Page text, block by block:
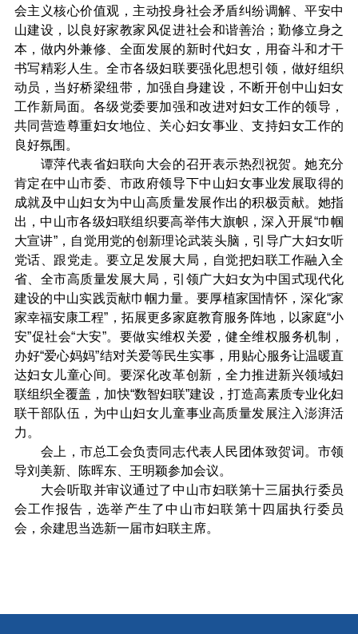
会主义核心价值观，主动投身社会矛盾纠纷调解、平安中
山建设，以良好家教家风促进社会和谐善治；勤修立身之
本，做内外兼修、全面发展的新时代妇女，用奋斗和才干
书写精彩人生。全市各级妇联要强化思想引领，做好组织
动员，当好桥梁纽带，加强自身建设，不断开创中山妇女
工作新局面。各级党委要加强和改进对妇女工作的领导，
共同营造尊重妇女地位、关心妇女事业、支持妇女工作的
良好氛围。
谭萍代表省妇联向大会的召开表示热烈祝贺。她充分
肯定在中山市委、市政府领导下中山妇女事业发展取得的
成就及中山妇女为中山高质量发展作出的积极贡献。她指
出，中山市各级妇联组织要高举伟大旗帜，深入开展“巾帼
大宣讲”，自觉用党的创新理论武装头脑，引导广大妇女听
党话、跟党走。要立足发展大局，自觉把妇联工作融入全
省、全市高质量发展大局，引领广大妇女为中国式现代化
建设的中山实践贡献巾帼力量。要厚植家国情怀，深化“家
家幸福安康工程”，拓展更多家庭教育服务阵地，以家庭“小
安”促社会“大安”。要做实维权关爱，健全维权服务机制，
办好“爱心妈妈”结对关爱等民生实事，用贴心服务让温暖直
达妇女儿童心间。要深化改革创新，全力推进新兴领域妇
联组织全覆盖，加快“数智妇联”建设，打造高素质专业化妇
联干部队伍，为中山妇女儿童事业高质量发展注入澎湃活
力。
会上，市总工会负责同志代表人民团体致贺词。市领
导刘美新、陈晖东、王明颖参加会议。
大会听取并审议通过了中山市妇联第十三届执行委员
会工作报告，选举产生了中山市妇联第十四届执行委员
会，余建思当选新一届市妇联主席。